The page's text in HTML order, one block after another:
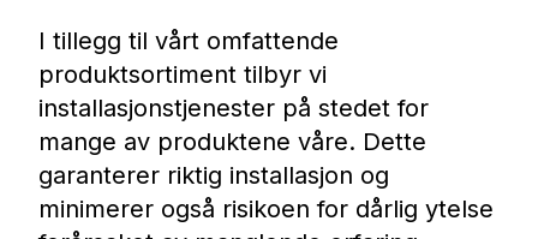
I tillegg til vårt omfattende
produktsortiment tilbyr vi
installasjonstjenester på stedet for
mange av produktene våre. Dette
garanterer riktig installasjon og
minimerer også risikoen for dårlig ytelse